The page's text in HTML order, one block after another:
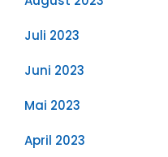
Juli 2023
Juni 2023
Mai 2023
April 2023